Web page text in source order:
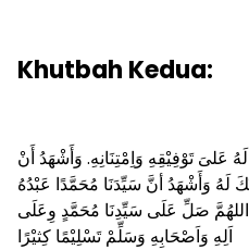
Khutbah Kedua:
عَلىَ تَوْفِيْقِهِ وَاِمْتِنَانِهِ. وَأَشْهَدُ أَنْ
لَهُ وَأَشْهَدُ أنَّ سَيِّدَنَا مُحَمَّدًا عَبْدُهُ
صَلِّ عَلَى سَيِّدِنَا مُحَمَّدٍ وِعَلَى
اَلِهِ وَاَصْحَابِهِ وَسَلِّمْ تَسْلِيْمًا كِثيْرًا